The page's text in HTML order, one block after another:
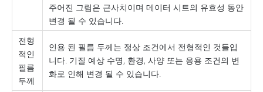
주어진 그림은 근사치이며 데이터 시트의 유효성 동안
변경 될 수 있습니다.
전형
적인
필름
두께
인용 된 필름 두께는 정상 조건에서 전형적인 것들입
니다. 기질 예상 수명, 환경, 사양 또는 응용 조건의 변
화로 인해 변경 될 수 있습니다.